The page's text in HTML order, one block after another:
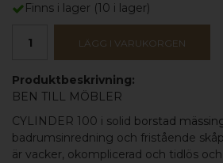
Finns i lager (10 i lager)
LÄGG I VARUKORGEN
Produktbeskrivning:
BEN TILL MÖBLER
CYLINDER 100 i solid borstad
badrumsinredning och fristående
är vacker, okomplicerad och tidlös